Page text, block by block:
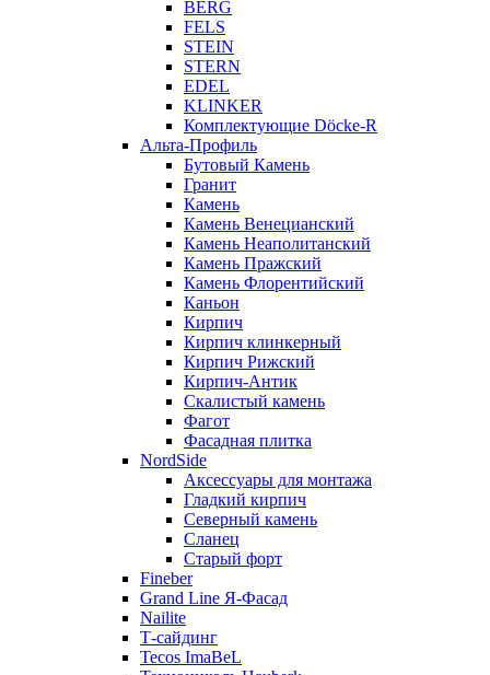
BERG
FELS
STEIN
STERN
EDEL
KLINKER
Комплектующие Döcke-R
Альта-Профиль
Бутовый Камень
Гранит
Камень
Камень Венецианский
Камень Неаполитанский
Камень Пражский
Камень Флорентийский
Каньон
Кирпич
Кирпич клинкерный
Кирпич Рижский
Кирпич-Антик
Скалистый камень
Фагот
Фасадная плитка
NordSide
Аксессуары для монтажа
Гладкий кирпич
Северный камень
Сланец
Старый форт
Fineber
Grand Line Я-Фасад
Nailite
Т-сайдинг
Tecos ImaBeL